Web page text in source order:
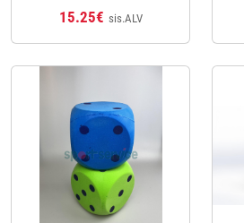
15.25€ sis.ALV